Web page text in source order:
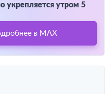
укрепляется утром 5
в MAX